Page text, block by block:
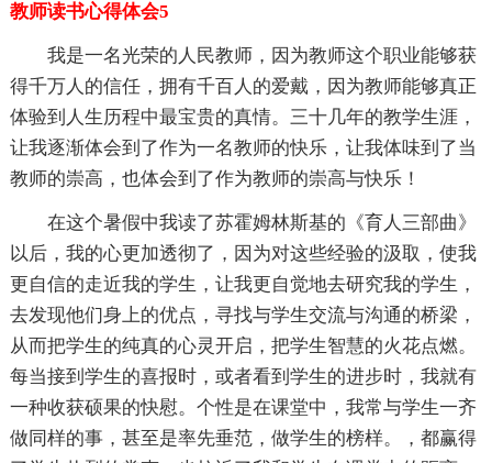
教师读书心得体会5
我是一名光荣的人民教师，因为教师这个职业能够获
得千万人的信任，拥有千百人的爱戴，因为教师能够真正
体验到人生历程中最宝贵的真情。三十几年的教学生涯，
让我逐渐体会到了作为一名教师的快乐，让我体味到了当
教师的崇高，也体会到了作为教师的崇高与快乐！
在这个暑假中我读了苏霍姆林斯基的《育人三部曲》
以后，我的心更加透彻了，因为对这些经验的汲取，使我
更自信的走近我的学生，让我更自觉地去研究我的学生，
去发现他们身上的优点，寻找与学生交流与沟通的桥梁，
从而把学生的纯真的心灵开启，把学生智慧的火花点燃。
每当接到学生的喜报时，或者看到学生的进步时，我就有
一种收获硕果的快慰。个性是在课堂中，我常与学生一齐
做同样的事，甚至是率先垂范，做学生的榜样。，都赢得